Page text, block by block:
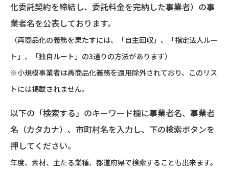
化委託契約を締結し、委託料金を完納した事業者）の事
業者名を公表しております。
（再商品化の義務を果たすには、「自主回収」、「指定法人ルー
ト」、「独自ルート」の3通りの方法があります）
※小規模事業者は再商品化義務を適用除外されており、このリス
トには掲載されません。
以下の「検索する」のキーワード欄に事業者名、事業者
名（カタカナ）、市町村名を入力し、下の検索ボタンを
押してください。
年度、素材、主たる業種、都道府県で検索することも出来ます。